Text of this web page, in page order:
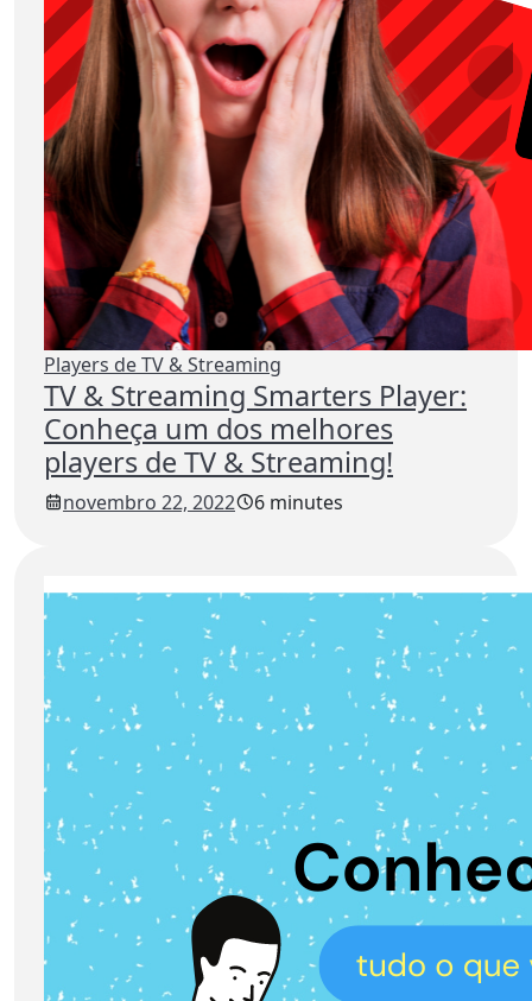
Players de TV & Streaming
TV & Streaming Smarters Player:
Conheça um dos melhores
players de TV & Streaming!
novembro 22, 2022 6 minutes